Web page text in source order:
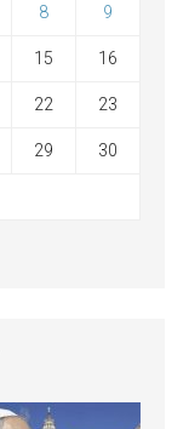
8 9
15 16
22 23
29 30